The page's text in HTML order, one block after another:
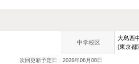
中学校区
大島西
(東京都
次回更新予定日：2026年08月08日